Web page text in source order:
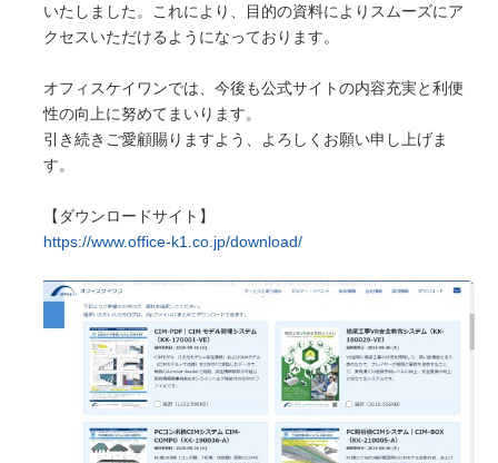
いたしました。これにより、目的の資料によりスムーズにア
クセスいただけるようになっております。
オフィスケイワンでは、今後も公式サイトの内容充実と利便
性の向上に努めてまいります。
引き続きご愛顧賜りますよう、よろしくお願い申し上げま
す。
【ダウンロードサイト】
https://www.office-k1.co.jp/download/